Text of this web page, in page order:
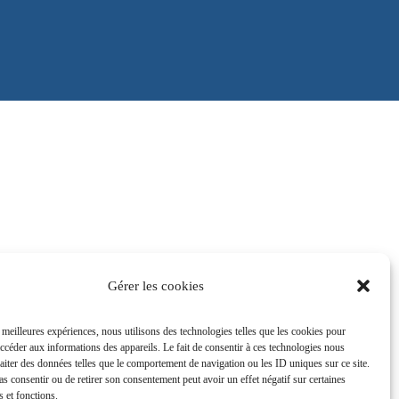
Gérer les cookies
expériences, nous utilisons des technologies telles que les cookies pour
aux informations des appareils. Le fait de consentir à ces technologies nous
des données telles que le comportement de navigation ou les ID uniques sur ce site.
consentir ou de retirer son consentement peut avoir un effet négatif sur certaines
et fonctions.